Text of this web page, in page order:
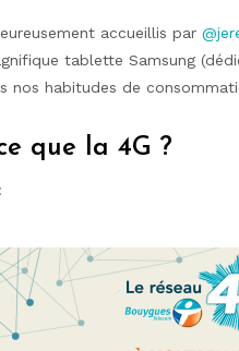
accueillis par
tablette Samsung
nos habitudes de
que la 4G ?